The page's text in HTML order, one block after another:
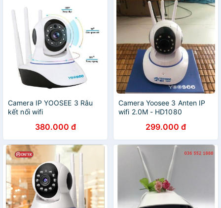
Camera IP YOOSEE 3 Râu
kết nối wifi
380.000 đ
Camera Yoosee 3 Anten IP
wifi 2.0M - HD1080
299.000 đ